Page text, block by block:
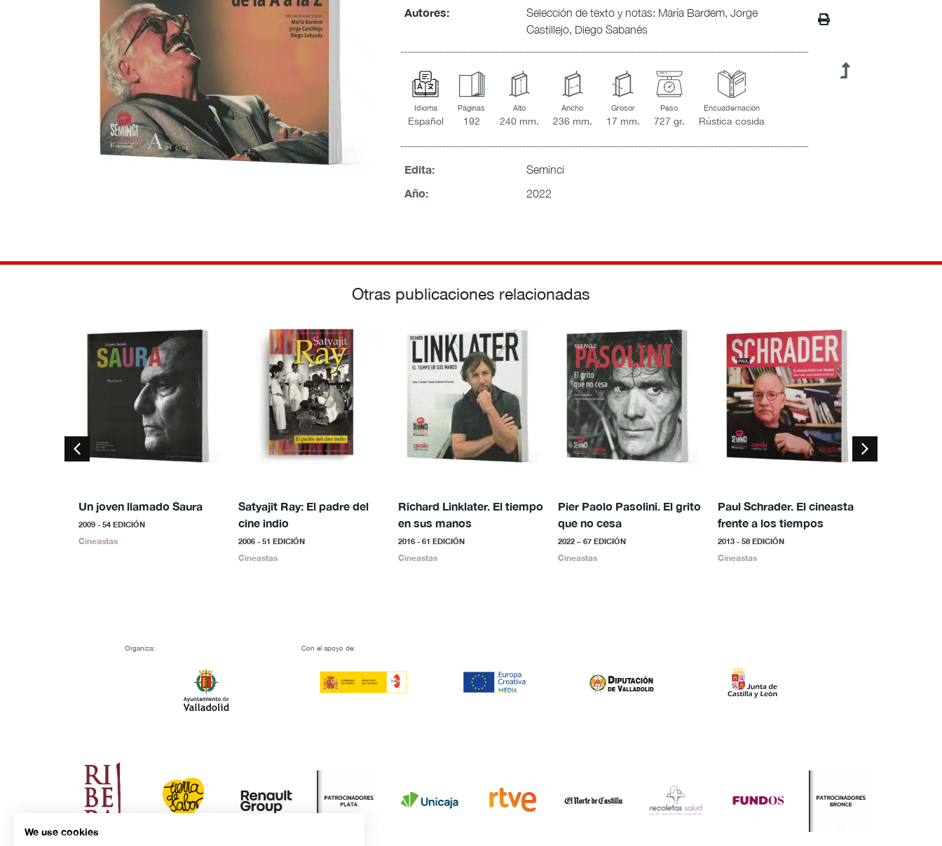
Autores:
Selección de texto y notas: María Bardem, Jorge
Castillejo, Diego Sabanés
Idioma
Español
Páginas
192
Alto
240 mm.
Ancho
236 mm.
Grosor
17 mm.
Peso
727 gr.
Encuadernación
Rústica cosida
Edita: Seminci
Año: 2022
Otras publicaciones relacionadas
Un joven llamado Saura
2009 - 54 EDICIÓN
Cineastas
Satyajit Ray: El padre del
cine indio
2006 - 51 EDICIÓN
Cineastas
Richard Linklater. El tiempo
en sus manos
2016 - 61 EDICIÓN
Cineastas
Pier Paolo Pasolini. El grito
que no cesa
2022 – 67 EDICIÓN
Cineastas
Paul Schrader. El cineasta
frente a los tiempos
2013 - 58 EDICIÓN
Cineastas
Organiza: Con el apoyo de:
We use cookies